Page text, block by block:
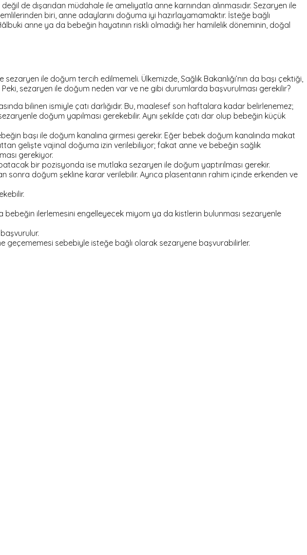
de dışarıdan müdahale ile ameliyatla anne karnından alınmasıdır. Sezaryen ile
biri, anne adaylarını doğuma iyi hazırlayamamaktır. İsteğe bağlı
anne ya da bebeğin hayatının riskli olmadığı her hamilelik döneminin, doğal
ile doğum tercih edilmemeli. Ülkemizde, Sağlık Bakanlığı’nın da başı çektiği,
sezaryen ile doğum neden var ve ne gibi durumlarda başvurulması gerekilir?
bilinen ismiyle çatı darlığıdır. Bu, maalesef son haftalara kadar belirlenemez;
doğum yapılması gerekebilir. Aynı şekilde çatı dar olup bebeğin küçük
başı ile doğum kanalına girmesi gerekir. Eğer bebek doğum kanalında makat
gelişte vajinal doğuma izin verilebiliyor; fakat anne ve bebeğin sağlık
gerekiyor.
bir pozisyonda ise mutlaka sezaryen ile doğum yaptırılması gerekir.
doğum şekline karar verilebilir. Ayrıca plasentanın rahim içinde erkenden ve
ilerlemesini engelleyecek miyom ya da kistlerin bulunması sezaryenle
geçememesi sebebiyle isteğe bağlı olarak sezaryene başvurabilirler.